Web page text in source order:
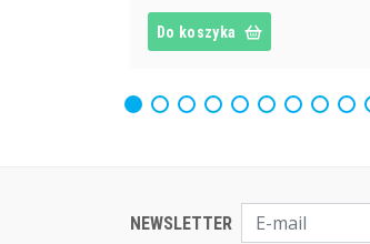
Do koszyka
NEWSLETTER